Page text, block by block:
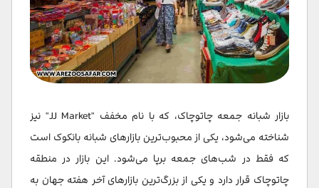
بازار شبانه جمعه چاتوچاک، که با نام مخفف "JJ Market" نیز
شناخته می‌شود، یکی از محبوب‌ترین بازارهای شبانه بانکوک است
که فقط در شب‌های جمعه برپا می‌شود. این بازار در منطقه
چاتوچاک قرار دارد و یکی از بزرگ‌ترین بازارهای آخر هفته جهان به